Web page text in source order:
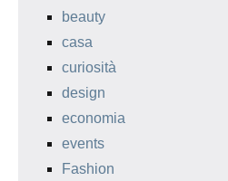
beauty
casa
curiosità
design
economia
events
Fashion